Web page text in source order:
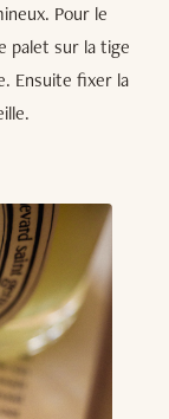
Pour le
palet sur la tige
Ensuite fixer la